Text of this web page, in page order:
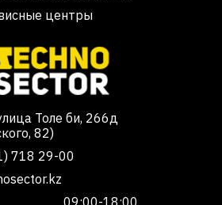
центры
Толе би, 266д
82)
718 29-00
09:00-18:00